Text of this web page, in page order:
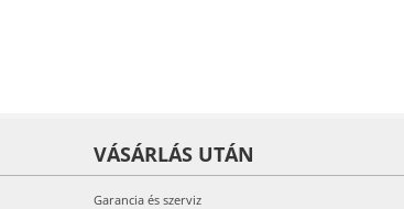
VÁSÁRLÁS UTÁN
Garancia és szerviz